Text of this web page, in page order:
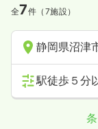
全7件（7施設）
静岡県沼津
駅徒歩５分